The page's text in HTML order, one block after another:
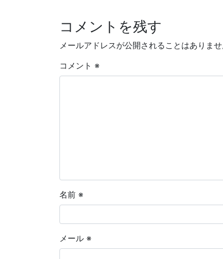
コメントを残す
メールアドレスが公開されることはありませ
コメント ※
名前 ※
メール ※